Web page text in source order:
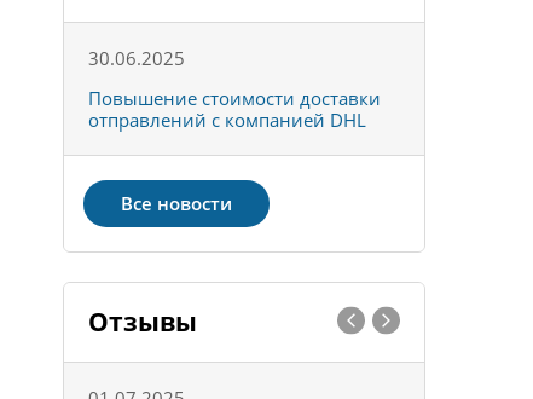
30.06.2025
Повышение стоимости доставки
отправлений с компанией DHL
Все новости
Отзывы